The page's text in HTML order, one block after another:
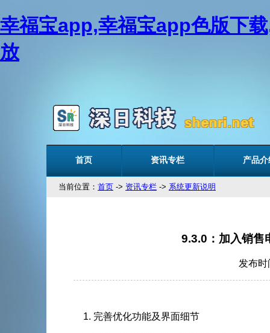
幸福宝app,幸福宝app色版下
放
首页 资讯专栏 产品介
当前位置： 首页 -> 资讯专栏 -> 系统更新说明
9.3.0：加入销
发布时
1. 完善优化功能及界面细节